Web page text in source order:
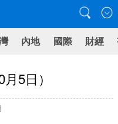
內地 國際 財經
5日）